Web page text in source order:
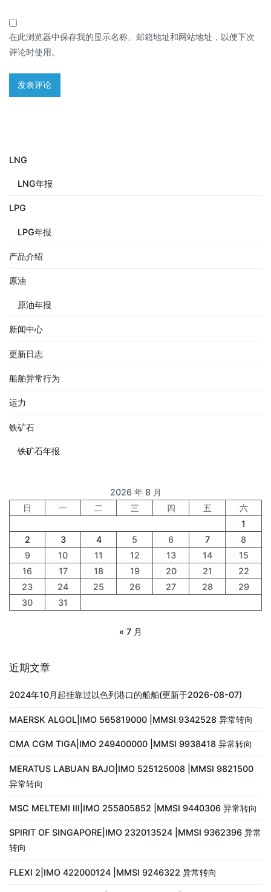
在此浏览器中保存我的显示名称、邮箱地址和网站地址，以便下次
评论时使用。
LNG
LNG年报
LPG
LPG年报
产品介绍
原油
原油年报
新闻中心
更新日志
船舶异常行为
运力
铁矿石
铁矿石年报
2026 年 8 月
日
一 二 三 四 五
六
1
2
3 4 5 6 7
8
9
10 11 12 13 14
15
16
17 18 19 20 21
22
23
24 25 26 27 28
29
30
31
« 7 月
近期文章
2024年10月起挂靠过以色列港口的船舶(更新于2026-08-07)
MAERSK ALGOL|IMO 565819000 |MMSI 9342528 异常转向
CMA CGM TIGA|IMO 249400000 |MMSI 9938418 异常转向
MERATUS LABUAN BAJO|IMO 525125008 |MMSI 9821500
异常转向
MSC MELTEMI III|IMO 255805852 |MMSI 9440306 异常转向
SPIRIT OF SINGAPORE|IMO 232013524 |MMSI 9362396 异常
转向
FLEXI 2|IMO 422000124 |MMSI 9246322 异常转向